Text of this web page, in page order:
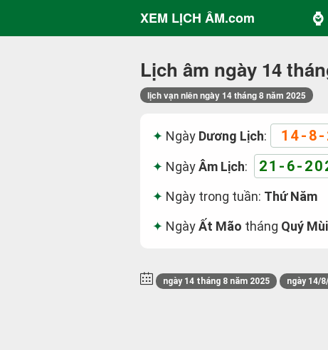
XEM LỊCH ÂM.com
Lịch âm ngày 14
lịch vạn niên ngày 14 tháng 8 năm 2025
Ngày Dương Lịch: 14-8-
NgàyÂm Lịch: 21-6-
Ngày trong tuần: Thứ Năm
NgàyẤt Mão tháng Quý
ngày 14 tháng 8 năm 2025 ngày 14/